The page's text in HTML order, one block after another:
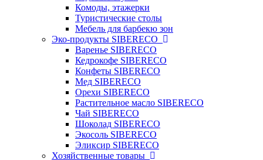
Комоды, этажерки
Туристические столы
Мебель для барбекю зон
Эко-продукты SIBERECO
Варенье SIBERECO
Кедрокофе SIBERECO
Конфеты SIBERECO
Мед SIBERECO
Орехи SIBERECO
Растительное масло SIBERECO
Чай SIBERECO
Шоколад SIBERECO
Экосоль SIBERECO
Эликсир SIBERECO
Хозяйственные товары